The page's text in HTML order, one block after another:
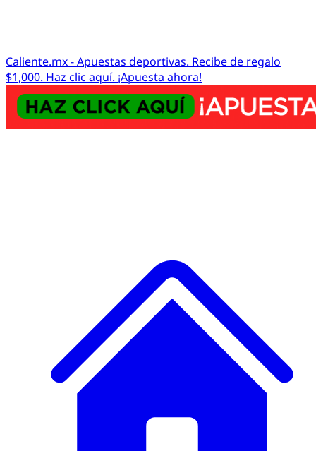
Caliente.mx - Apuestas deportivas. Recibe de regalo
$1,000. Haz clic aquí. ¡Apuesta ahora!